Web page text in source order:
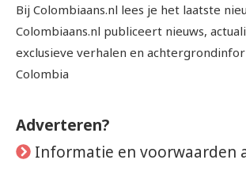
Bij Colombiaans.nl lees je het laatste
Colombiaans.nl publiceert nieuws,
exclusieve verhalen en
Colombia
Adverteren?
Informatie en voorwaarden